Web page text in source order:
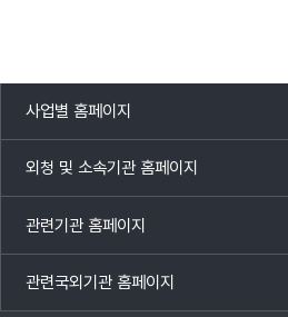
사업별 홈페이지
목록
열기
외청 및 소속기관 홈페이지
목록
열기
관련기관 홈페이지
목록
열기
관련국외기관 홈페이지
목록